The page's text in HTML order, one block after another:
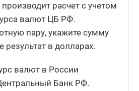
Рассчитать
расчет с учетом
валют ЦБ РФ.
пару, укажите сумму
результат в долларах.
валют в России
Банк РФ.